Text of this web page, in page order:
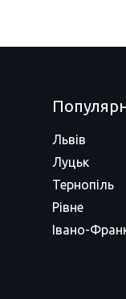
Львів
Луцьк
Тернопіль
Рівне
Івано-